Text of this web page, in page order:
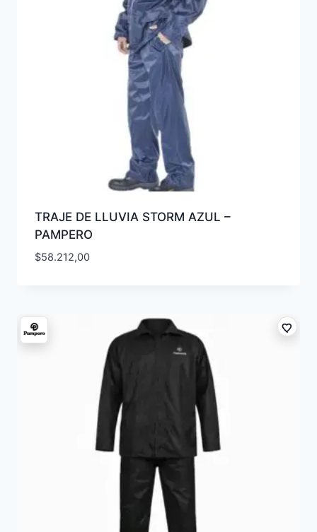
TRAJE DE LLUVIA STORM AZUL –
PAMPERO
$58.212,00